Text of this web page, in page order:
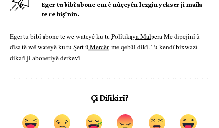
Eger tu bibî abone em ê nûçeyên lezgîn yekser ji maîla
te re bişînin.
Eger tu bibî abone te we wateyê ku tu Polîtikaya Malpera Medipejînî û
dîsa tê wê wateyê ku tu Şert û Mercên meqebûl dikî. Tu kendî bixwazî
dikarî ji abonetiyê derkevî
Çi Difikirî?